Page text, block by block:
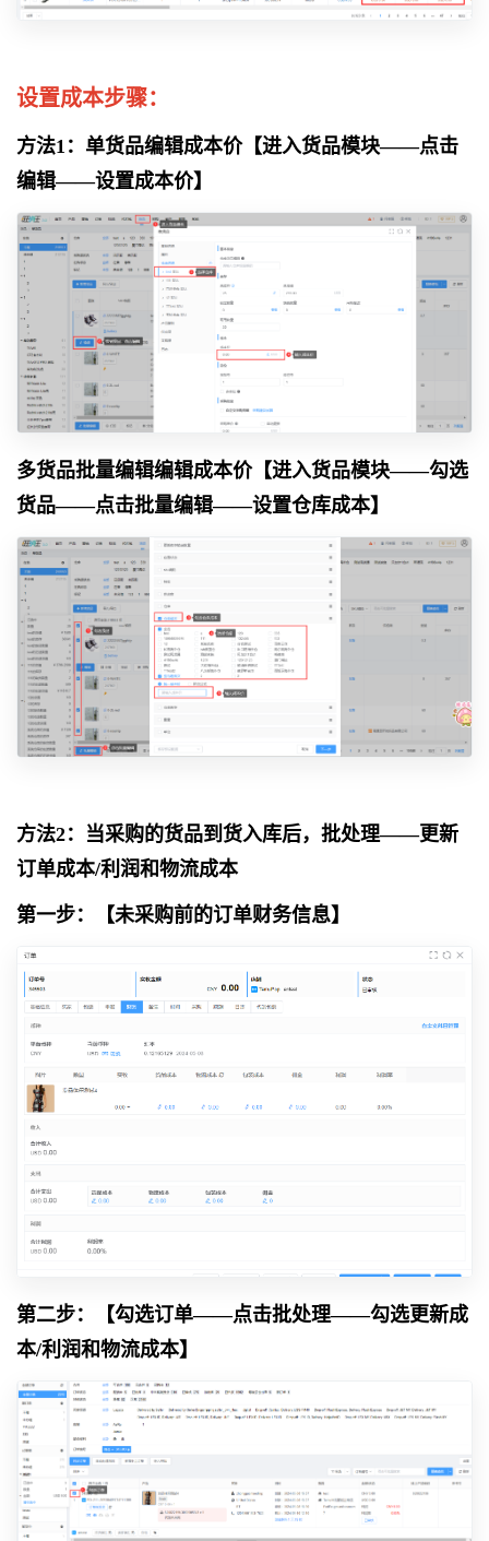
设置成本步骤：
方法1：单货品编辑成本价【进入货品模块——点击
编辑——设置成本价】
多货品批量编辑编辑成本价【进入货品模块——勾选
货品——点击批量编辑——设置仓库成本】
方法2：当采购的货品到货入库后，批处理——更新
订单成本/利润和物流成本
第一步：【未采购前的订单财务信息】
第二步：【勾选订单——点击批处理——勾选更新成
本/利润和物流成本】